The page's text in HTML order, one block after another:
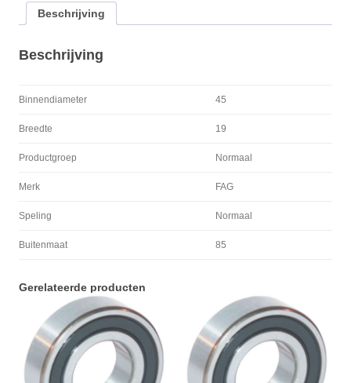
Beschrijving
Beschrijving
Binnendiameter 45
Breedte 19
Productgroep Normaal
Merk FAG
Speling Normaal
Buitenmaat 85
Gerelateerde producten